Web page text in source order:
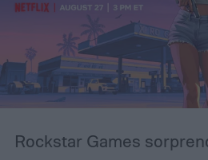
una antigua tragedia. El
Luka, un joven que
momentos de la historia
comprender qué sucedió
evitar que los hechos
a repetirse.
Rockstar Games